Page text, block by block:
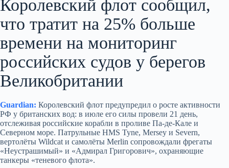
Королевский флот сообщил,
что тратит на 25% больше
времени на мониторинг
российских судов у берегов
Великобритании
Guardian: Королевский флот предупредил о росте активности
РФ у британских вод: в июле его силы провели 21 день,
отслеживая российские корабли в проливе Па-де-Кале и
Северном море. Патрульные HMS Tyne, Mersey и Severn,
вертолёты Wildcat и самолёты Merlin сопровождали фрегаты
«Неустрашимый» и «Адмирал Григорович», охраняющие
танкеры «теневого флота».